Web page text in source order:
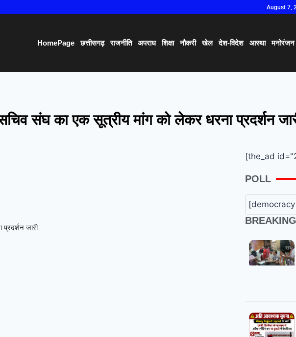
August 7,
HomePage छत्तीसगढ़ राजनीति अपराध शिक्षा नौकरी खेल देश-विदेश आस्था मनोरंजन
संघ का एक सूत्रीय मांग को लेकर धरना प्रदर्शन
जारी
[the_ad
POLL